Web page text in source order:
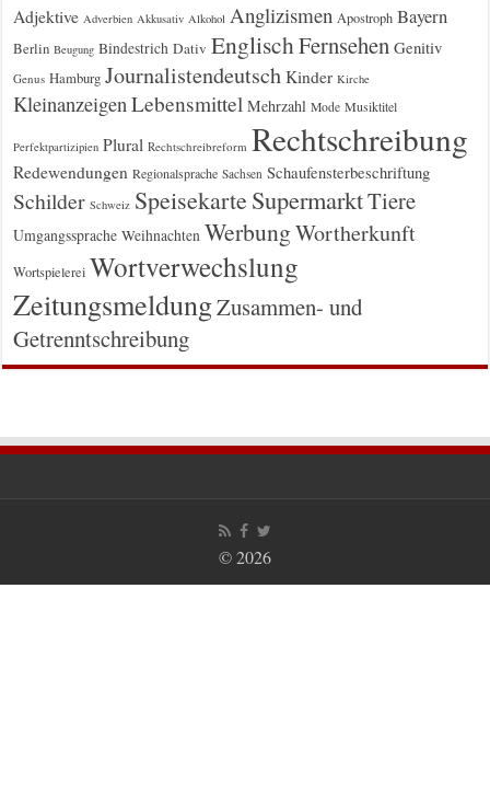
Adjektive Adverbien Akkusativ Alkohol Anglizismen Apostroph Bayern
Berlin Beugung Bindestrich Dativ EnglischFernsehen Genitiv
Genus Hamburg Journalistendeutsch Kinder Kirche
KleinanzeigenLebensmittel Mehrzahl Mode Musiktitel
Perfektpartizipien Plural Rechtschreibreform Rechtschreibung
Redewendungen Regionalsprache Sachsen Schaufensterbeschriftung
Schilder Schweiz Speisekarte SupermarktTiere
Umgangssprache Weihnachten WerbungWortherkunft
Wortspielerei Wortverwechslung
ZeitungsmeldungZusammen- und
Getrenntschreibung
© 2026